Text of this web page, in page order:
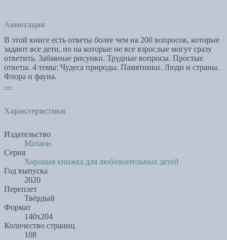
Аннотация
В этой книге есть ответы более чем на 200 вопросов, которые
задают все дети, но на которые не все взрослые могут сразу
ответить. Забавные рисунки. Трудные вопросы. Простые
ответы. 4 темы: Чудеса природы. Памятники. Люди и страны.
Флора и фауна.
Характеристики
Издательство
Махаон
Серия
Хорошая книжка для любознательных детей
Год выпуска
2020
Переплет
Твёрдый
Формат
140х204
Количество страниц
108